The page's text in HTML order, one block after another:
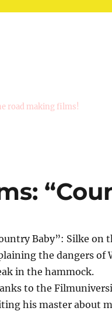
road making films!
Baby”: Silke on
the dangers of
in the hammock.
to the
his master about